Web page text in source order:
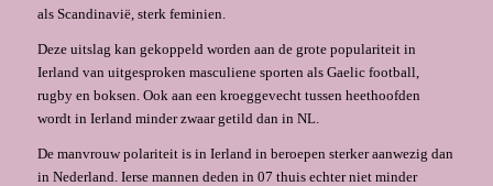
als Scandinavië, sterk feminien.
Deze uitslag kan gekoppeld worden aan de grote populariteit in
Ierland van uitgesproken masculiene sporten als Gaelic football,
rugby en boksen. Ook aan een kroeggevecht tussen heethoofden
wordt in Ierland minder zwaar getild dan in NL.
De manvrouw polariteit is in Ierland in beroepen sterker aanwezig dan
in Nederland. Ierse mannen deden in 07 thuis echter niet minder